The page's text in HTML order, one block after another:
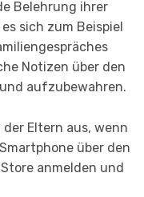
Belehrung ihrer
sich zum Beispiel
Notizen über den
aufzubewahren.
Eltern aus, wenn
über den
anmelden und